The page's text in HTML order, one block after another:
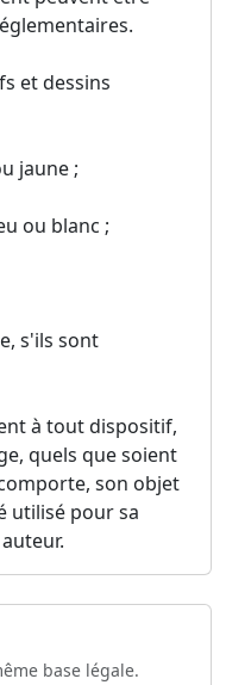
et dessins
jaune ;
ou blanc ;
s'ils sont
à tout dispositif,
quels que soient
son objet
utilisé pour sa
base légale.